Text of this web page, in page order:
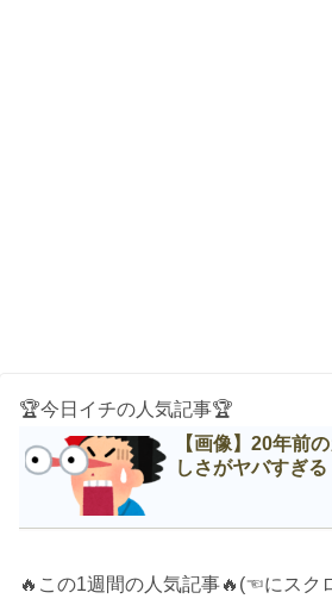
🏆今日イチの人気記事🏆
【画像】20年前
しさがヤバすぎる
🔥この1週間の人気記事🔥(☜にスク